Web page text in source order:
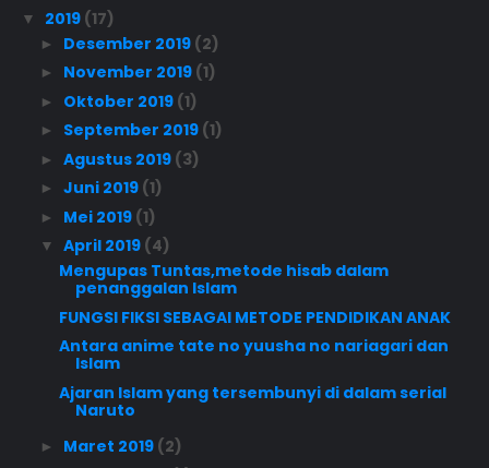
▼ 2019 (17)
► Desember 2019 (2)
► November 2019 (1)
► Oktober 2019 (1)
► September 2019 (1)
► Agustus 2019 (3)
► Juni 2019 (1)
► Mei 2019 (1)
▼ April 2019 (4)
Mengupas Tuntas,metode hisab dalam
penanggalan Islam
FUNGSI FIKSI SEBAGAI METODE PENDIDIKAN ANAK
Antara anime tate no yuusha no nariagari dan
Islam
Ajaran Islam yang tersembunyi di dalam serial
Naruto
► Maret 2019 (2)